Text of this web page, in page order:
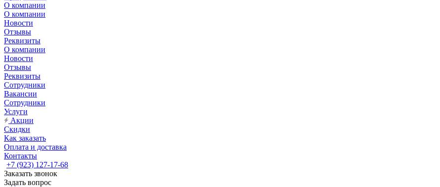
О компании
О компании
Новости
Отзывы
Реквизиты
О компании
Новости
Отзывы
Реквизиты
Сотрудники
Вакансии
Сотрудники
Услуги
Акции
Скидки
Как заказать
Оплата и доставка
Контакты
+7 (923) 127-17-68
Заказать звонок
Задать вопрос